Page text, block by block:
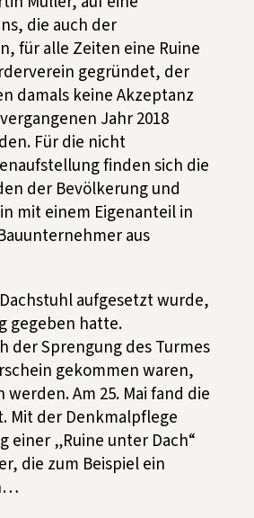
die auch der
für alle Zeiten eine Ruine
gegründet, der
damals keine Akzeptanz
Jahr 2018
Für die nicht
finden sich die
der Bevölkerung und
mit einem Eigenanteil in
aus
aufgesetzt wurde,
gegeben hatte.
der Sprengung des Turmes
gekommen waren,
Am 25. Mai fand die
Mit der Denkmalpflege
einer „Ruine unter Dach“
die zum Beispiel ein